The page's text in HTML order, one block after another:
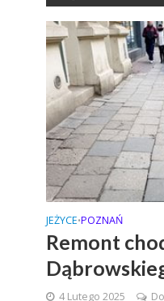
JEŻYCE•POZNAŃ
Remont
4 Lutego 2025